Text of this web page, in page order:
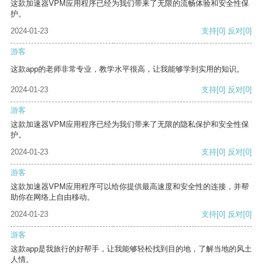
这款加速器VPM应用程序已经为我们带来了无限的流畅体验和安全性保
护。
2024-01-23
支持[0] 反对[0]
游客
这款app的老师非常专业，教学水平很高，让我能够学到实用的知识。
2024-01-23 支持[0] 反对[0]
游客
这款加速器VPM应用程序已经为我们带来了无限的隐私保护和安全性保
护。
2024-01-23
支持[0] 反对[0]
游客
这款加速器VPM应用程序可以给你提供最高速度和安全性的连接，并帮
助你在网络上自由移动。
2024-01-23
支持[0] 反对[0]
游客
这款app是我旅行的好帮手，让我能够轻松找到目的地，了解当地的风土
人情。